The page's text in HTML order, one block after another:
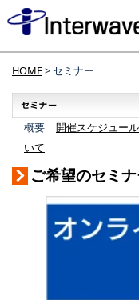
HOME> セミナー
概要 │ 開催スケジュール
いて
ご希望のセミ